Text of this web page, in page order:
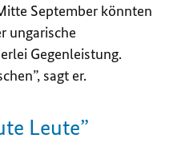
September könnten
ungarische
Gegenleistung.
sagt er.
Leute”